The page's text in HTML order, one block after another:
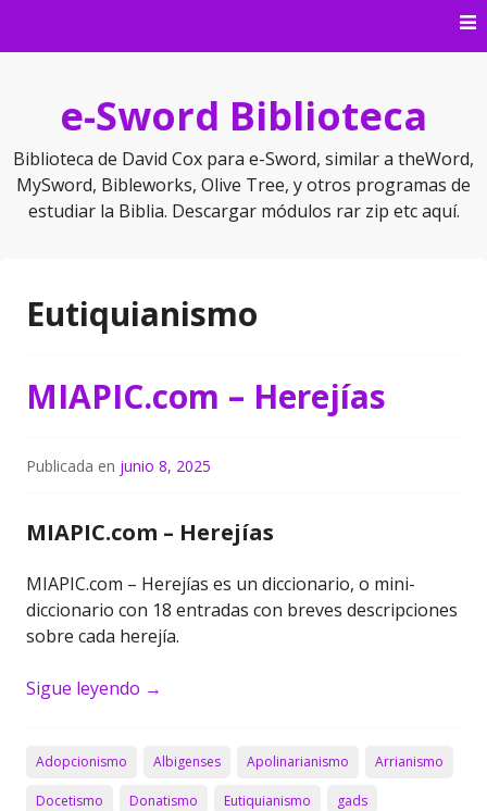
e-Sword Biblioteca
Biblioteca de David Cox para e-Sword, similar a theWord,
MySword, Bibleworks, Olive Tree, y otros programas de
estudiar la Biblia. Descargar módulos rar zip etc aquí.
Eutiquianismo
MIAPIC.com – Herejías
Publicada en junio 8, 2025
MIAPIC.com – Herejías
MIAPIC.com – Herejías es un diccionario, o mini-
diccionario con 18 entradas con breves descripciones
sobre cada herejía.
Sigue leyendo →
Adopcionismo Albigenses Apolinarianismo Arrianismo
Docetismo Donatismo Eutiquianismo gads